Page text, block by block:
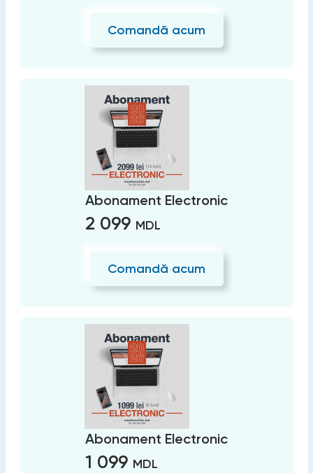
Comandă acum
Abonament Electronic
2 099 MDL
Comandă acum
Abonament Electronic
1 099 MDL